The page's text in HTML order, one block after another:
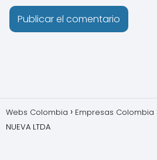
Webs Colombia Empresas Colombia
NUEVA LTDA